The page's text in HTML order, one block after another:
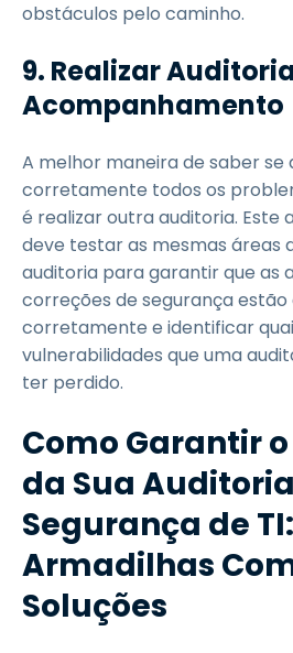
obstáculos pelo caminho.
9. Realizar
Acompanhamento
A melhor maneira de saber se
corretamente todos os
é realizar outra auditoria.
deve testar as mesmas áreas
auditoria para garantir que as
correções de segurança
corretamente e identificar
vulnerabilidades que uma
ter perdido.
Como Garantir
da Sua
Segurança de TI:
Armadilhas
Soluções